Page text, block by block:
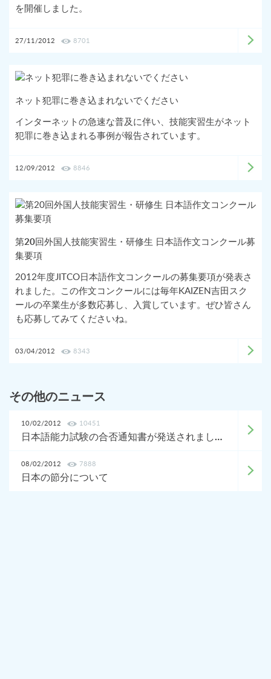
を開催しました。
27/11/2012 8701
ネット犯罪に巻き込まれないでください
インターネットの急速な普及に伴い、技能実習生がネット
犯罪に巻き込まれる事例が報告されています。
12/09/2012 8846
第20回外国人技能実習生・研修生 日本語作文コンクール募
集要項
2012年度JITCO日本語作文コンクールの募集要項が発表さ
れました。この作文コンクールには毎年KAIZEN吉田スク
ールの卒業生が多数応募し、入賞しています。ぜひ皆さん
も応募してみてくださいね。
03/04/2012 8343
その他のニュース
10/02/2012 10451
日本語能力試験の合否通知書が発送されました！
08/02/2012 7888
日本の節分について